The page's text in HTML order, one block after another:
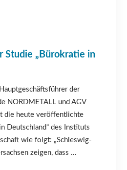
Studie „Bürokratie in
der
NORDMETALL und AGV
die heute veröffentlichte
Deutschland“ des Instituts
wie folgt: „Schleswig-
zeigen, dass …